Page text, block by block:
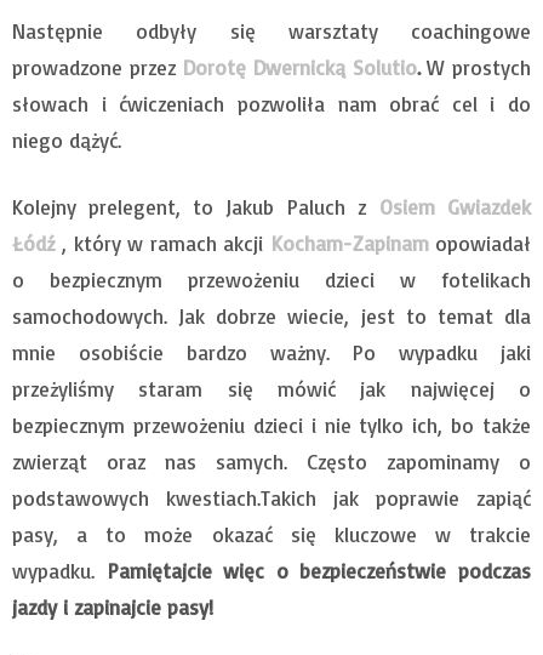
Następnie odbyły się warsztaty coachingowe
prowadzone przez Dorotę Dwernicką Solutio.W prostych
słowach i ćwiczeniach pozwoliła nam obrać cel i do
niego dążyć.
Kolejny prelegent, to Jakub Paluch z Osiem Gwiazdek
Łódź, który w ramach akcji Kocham-Zapinamopowiadał
o bezpiecznym przewożeniu dzieci w fotelikach
samochodowych. Jak dobrze wiecie, jest to temat dla
mnie osobiście bardzo ważny. Po wypadku jaki
przeżyliśmy staram się mówić jak najwięcej o
bezpiecznym przewożeniu dzieci i nie tylko ich, bo także
zwierząt oraz nas samych. Często zapominamy o
podstawowych kwestiach.Takich jak poprawie zapiąć
pasy, a to może okazać się kluczowe w trakcie
wypadku. Pamiętajcie więc o bezpieczeństwie podczas
jazdy i zapinajcie pasy!